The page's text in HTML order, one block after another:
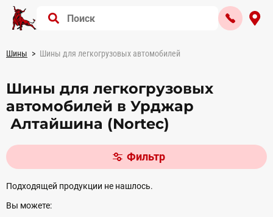
Шины Шины для легкогрузовых автомобилей
Шины для легкогрузовых
автомобилей в Урджар
Алтайшина (Nortec)
Фильтр
Подходящей продукции не нашлось.
Вы можете: